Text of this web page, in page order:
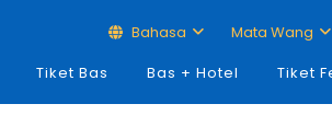
Bahasa Mata Wang
Tiket Bas Bas + Hotel Tiket